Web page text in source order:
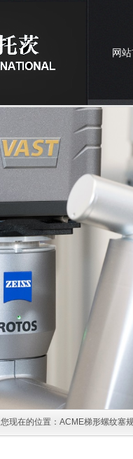
网
联
您现在的位置： ACME梯形螺纹塞